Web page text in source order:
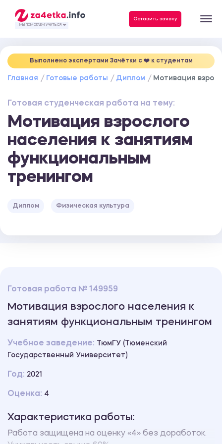
- МЫ ПОМОГАЕМ УЧИТЬСЯ ❤️
Оставить заявку
Выполнено экспертами Зачётки c ❤️ к студентам
Главная Готовые работы Диплом Мотивация
Готовая студенческая работа на тему:
Мотивация взрослого
населения к занятиям
функциональным
тренингом
Диплом Физическая культура
Готовая работа № 149959
Мотивация взрослого населения к
занятиям функциональным тренингом
Учебное заведение:
ТюмГУ (Тюменский
Государственный Университет)
Год: 2021
Оценка: 4
Характеристика работы:
Работа защищена на оценку «4» без доработок.